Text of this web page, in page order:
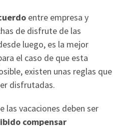
entre empresa y
de disfrute de las
luego, es la mejor
el caso de que esta
existen unas reglas que
disfrutadas.
las vacaciones deben ser
compensar